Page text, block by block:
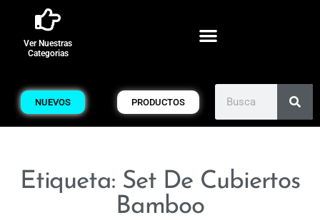
Ver Nuestras
Categorias
NUEVOS PRODUCTOS
Etiqueta: Set De Cubiertos
Bamboo